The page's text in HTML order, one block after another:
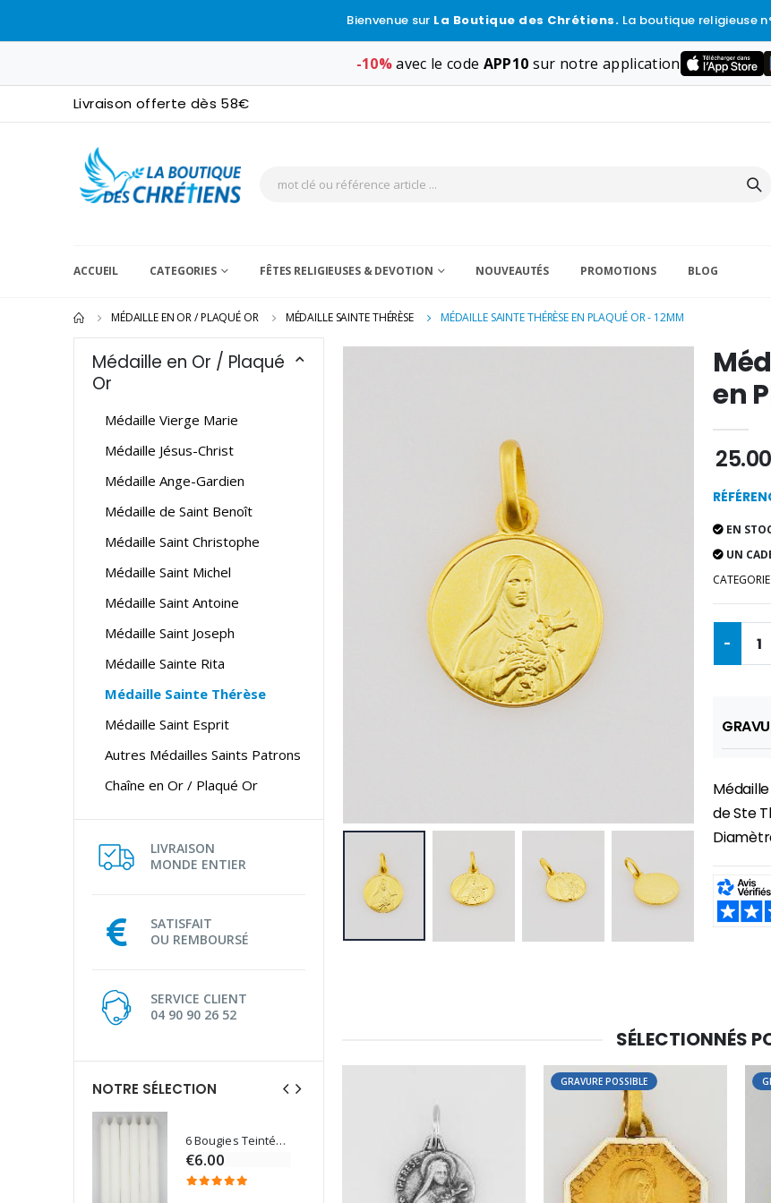
Bienvenue sur La Boutique des Chrétiens. La boutique religieuse
-10%avec le code APP10 sur notre application
Livraison offerte dès 58€
ACCUEIL CATEGORIES FÊTES RELIGIEUSES & DEVOTION NOUVEAUTÉS PROMOTIONS BLOG
MÉDAILLE EN OR / PLAQUÉ OR MÉDAILLE SAINTE THÉRÈSE MÉDAILLE SAINTE THÉRÈSE EN PLAQUÉ OR - 12MM
Médaille en Or / Plaqué
Or
Médaille Vierge Marie
Médaille Jésus-Christ
Médaille Ange-Gardien
Médaille de Saint Benoît
Médaille Saint Christophe
Médaille Saint Michel
Médaille Saint Antoine
Médaille Saint Joseph
Médaille Sainte Rita
Médaille Sainte Thérèse
Médaille Saint Esprit
Autres Médailles Saints Patrons
Chaîne en Or / Plaqué Or
LIVRAISON
MONDE ENTIER
SATISFAIT
OU REMBOURSÉ
SERVICE CLIENT
04 90 90 26 52
NOTRE SÉLECTION
6 Bougies Teintées Masse Couleur Blanche
€6.00
-30%
€10.00 €7.00
€6.00
en
EN
UN
-
de Ste
SHARE:
SÉLECTIONNÉS
GRAVURE POSSIBLE